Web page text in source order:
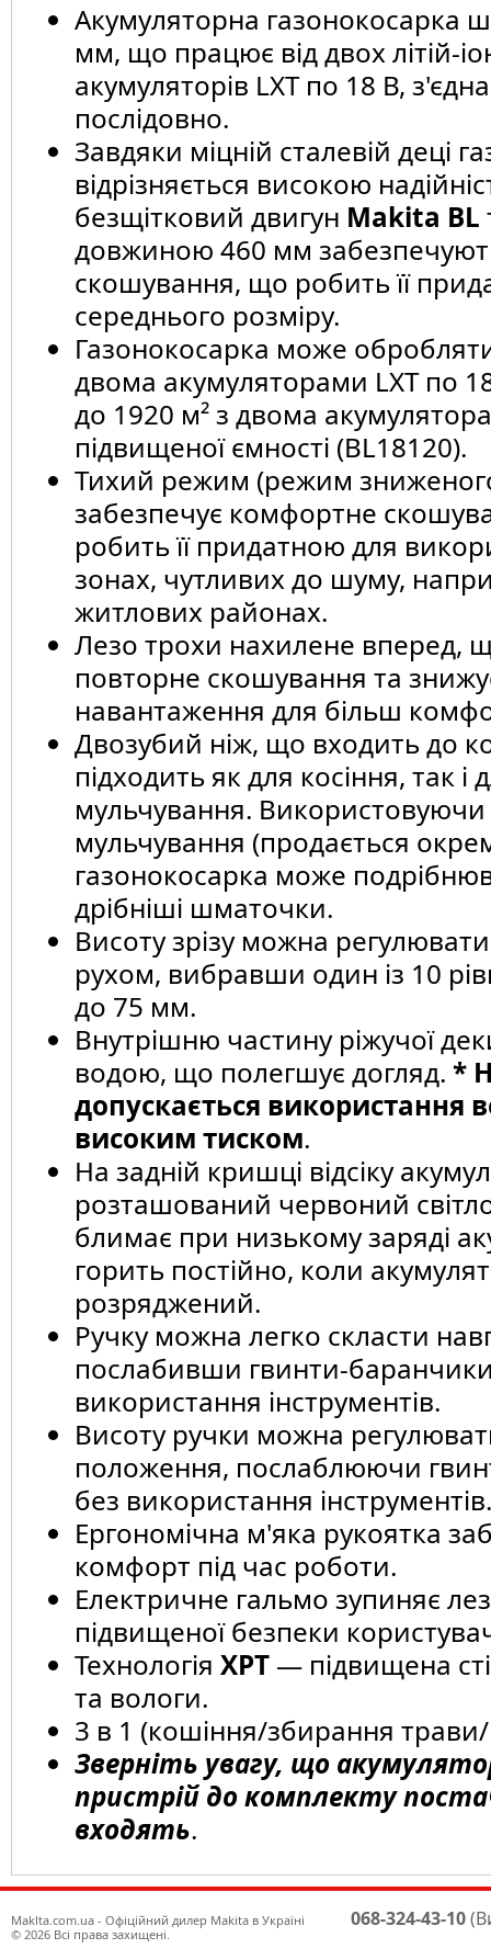
Акумуляторна газонокосарка
мм, що працює від двох літій-
акумуляторів LXT по 18 В,
послідовно.
Завдяки міцній сталевій деці
відрізняється високою
безщітковий двигун Makita BL
довжиною 460 мм
скошування, що робить її
середнього розміру.
Газонокосарка може
двома акумуляторами LXT по
до 1920 м² з двома
підвищеної ємності (BL18120).
Тихий режим (режим
забезпечує комфортне
робить її придатною для
зонах, чутливих до шуму,
житлових районах.
Лезо трохи нахилене вперед,
повторне скошування та
навантаження для більш
Двозубий ніж, що входить до
підходить як для косіння, так і
мульчування. Використовуючи
мульчування (продається
газонокосарка може
дрібніші шматочки.
Висоту зрізу можна
рухом, вибравши один із 10
до 75 мм.
Внутрішню частину ріжучої
водою, що полегшує догляд. *
допускається використання
високим тиском.
На задній кришці відсіку
розташований червоний
блимає при низькому заряді
горить постійно, коли
розряджений.
Ручку можна легко скласти
послабивши гвинти-
використання інструментів.
Висоту ручки можна
положення, послаблюючи
без використання інструментів.
Ергономічна м'яка рукоятка
комфорт під час роботи.
Електричне гальмо зупиняє
підвищеної безпеки
Технологія XPT— підвищена
та вологи.
3 в 1 (кошіння/збирання
Зверніть увагу, що
пристрій до комплекту
входять.
Maklta.com.ua - Офіційний дилер Makita в Україні
© 2026 Всі права захищені.
068-324-43-10